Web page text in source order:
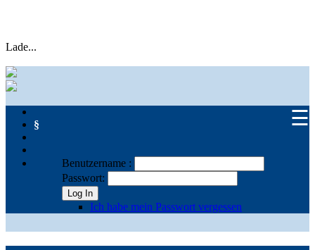
Lade...
☰
§
Benutzername :
Passwort:
Log In
Ich habe mein Passwort vergessen